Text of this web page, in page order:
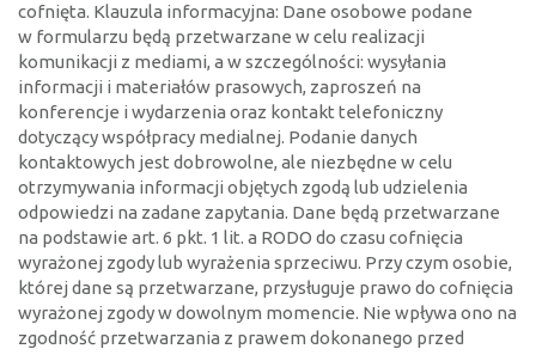
cofnięta. Klauzula informacyjna: Dane osobowe podane
w formularzu będą przetwarzane w celu realizacji
komunikacji z mediami, a w szczególności: wysyłania
informacji i materiałów prasowych, zaproszeń na
konferencje i wydarzenia oraz kontakt telefoniczny
dotyczący współpracy medialnej. Podanie danych
kontaktowych jest dobrowolne, ale niezbędne w celu
otrzymywania informacji objętych zgodą lub udzielenia
odpowiedzi na zadane zapytania. Dane będą przetwarzane
na podstawie art. 6 pkt. 1 lit. a RODO do czasu cofnięcia
wyrażonej zgody lub wyrażenia sprzeciwu. Przy czym osobie,
której dane są przetwarzane, przysługuje prawo do cofnięcia
wyrażonej zgody w dowolnym momencie. Nie wpływa ono na
zgodność przetwarzania z prawem dokonanego przed